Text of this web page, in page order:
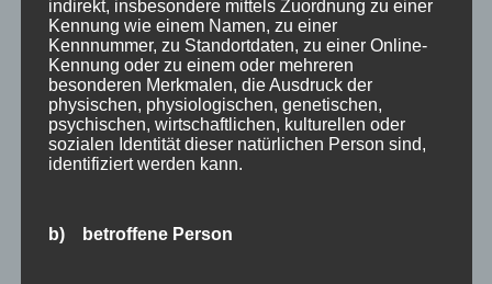
Weltcupwochenende mit zwei
Einzelwettkämpfen...
indirekt, insbesondere mittels Zuordnung zu einer
Kennung wie einem Namen, zu einer
Kennnummer, zu Standortdaten, zu einer Online-
Kennung oder zu einem oder mehreren
besonderen Merkmalen, die Ausdruck der
physischen, physiologischen, genetischen,
psychischen, wirtschaftlichen, kulturellen oder
sozialen Identität dieser natürlichen Person sind,
identifiziert werden kann.
b) betroffene Person